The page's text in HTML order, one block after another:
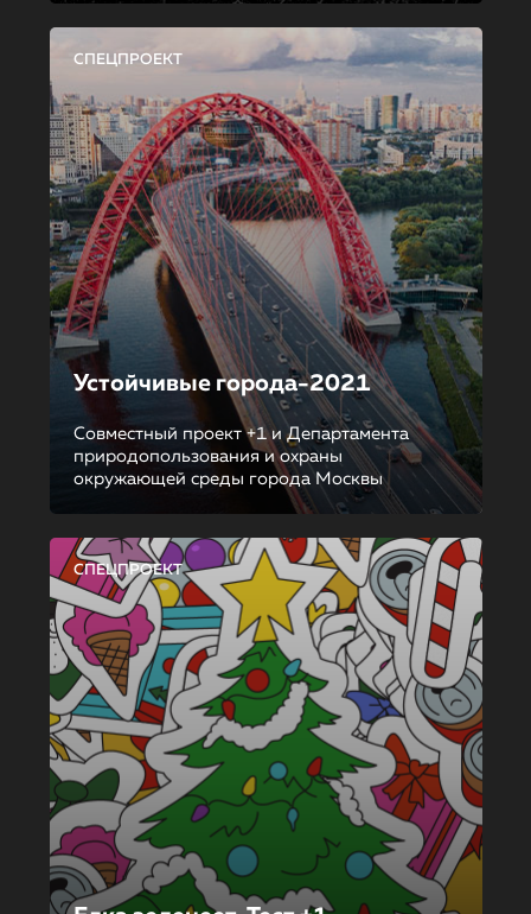
СПЕЦПРОЕКТ
Устойчивые города-2021
Совместный проект +1 и Департамента
природопользования и охраны
окружающей среды города Москвы
СПЕЦПРОЕКТ